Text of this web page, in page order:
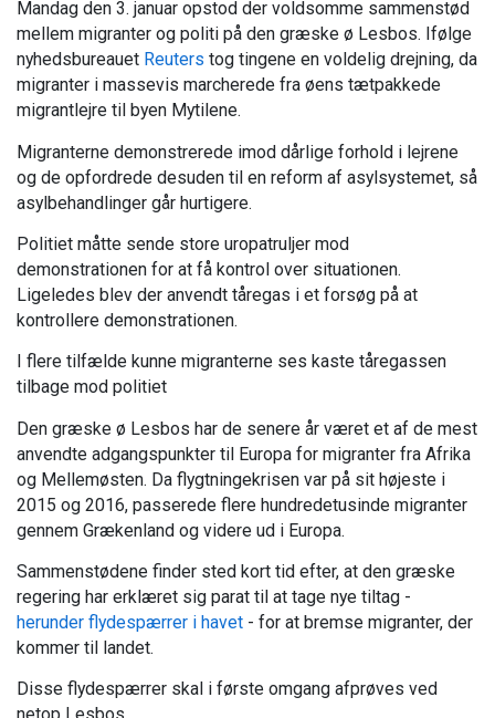
Mandag den 3. januar opstod der voldsomme sammenstød
mellem migranter og politi på den græske ø Lesbos. Ifølge
nyhedsbureauet Reuters tog tingene en voldelig drejning, da
migranter i massevis marcherede fra øens tætpakkede
migrantlejre til byen Mytilene.
Migranterne demonstrerede imod dårlige forhold i lejrene
og de opfordrede desuden til en reform af asylsystemet, så
asylbehandlinger går hurtigere.
Politiet måtte sende store uropatruljer mod
demonstrationen for at få kontrol over situationen.
Ligeledes blev der anvendt tåregas i et forsøg på at
kontrollere demonstrationen.
I flere tilfælde kunne migranterne ses kaste tåregassen
tilbage mod politiet
Den græske ø Lesbos har de senere år været et af de mest
anvendte adgangspunkter til Europa for migranter fra Afrika
og Mellemøsten. Da flygtningekrisen var på sit højeste i
2015 og 2016, passerede flere hundredetusinde migranter
gennem Grækenland og videre ud i Europa.
Sammenstødene finder sted kort tid efter, at den græske
regering har erklæret sig parat til at tage nye tiltag -
herunder flydespærrer i havet - for at bremse migranter, der
kommer til landet.
Disse flydespærrer skal i første omgang afprøves ved